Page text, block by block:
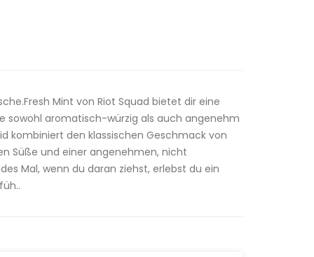
Mint von Riot Squad bietet dir eine
sowohl aromatisch-würzig als auch angenehm
kombiniert den klassischen Geschmack von
Süße und einer angenehmen, nicht
Mal, wenn du daran ziehst, erlebst du ein